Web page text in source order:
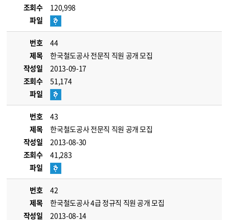
조회수
120,998
파일
번호
44
제목
한국철도공사 전문직 직원 공개 모집
작성일
2013-09-17
조회수
51,174
파일
번호
43
제목
한국철도공사 전문직 직원 공개 모집
작성일
2013-08-30
조회수
41,283
파일
번호
42
제목
한국철도공사 4급 정규직 직원 공개 모집
작성일
2013-08-14